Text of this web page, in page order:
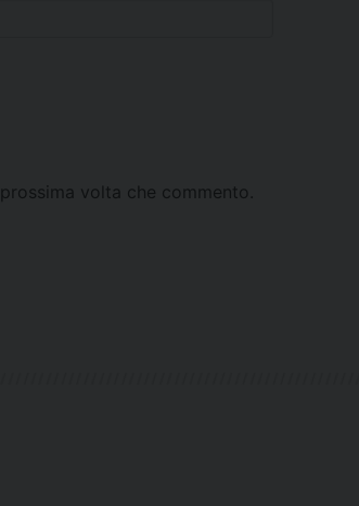
volta che commento.